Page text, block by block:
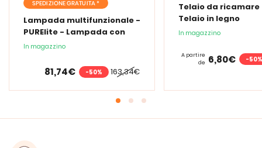
SPEDIZIONE GRATUITA *
Lampada multifunzionale -
PURElite - Lampada con
lente d'ingrandimento
In magazzino
163,34€
81,74€ -50%
Telaio da ricamare
Telaio in legno
In magazzino
A partire
de 6,80€ -50%